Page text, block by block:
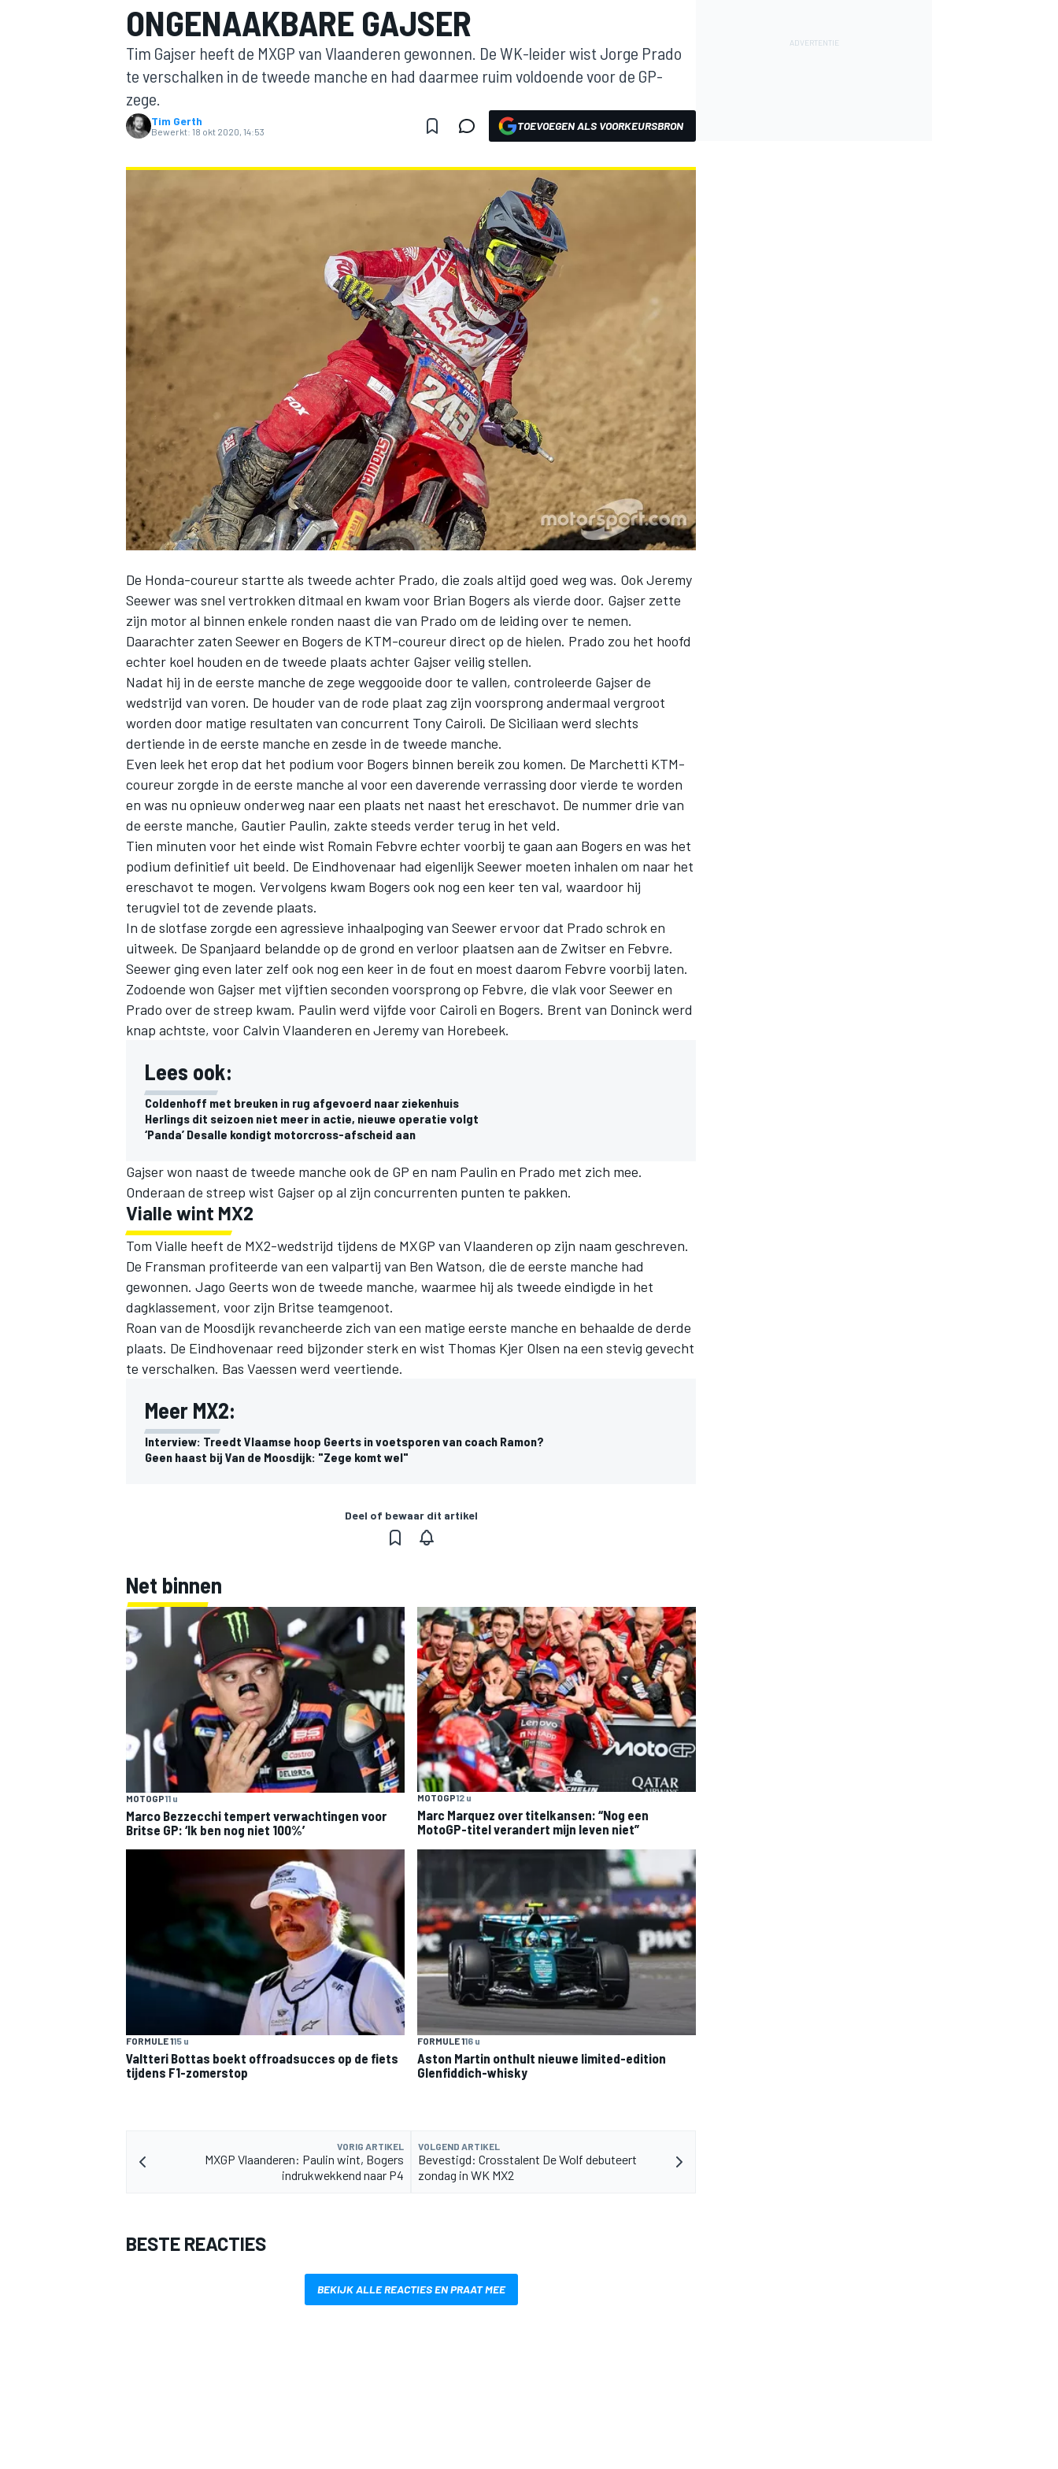
MOTOGP
WEC DTM
MEER RACEKLASSEN
ONGENAAKBARE GAJSER
Tim Gajser heeft de MXGP van Vlaanderen gewonnen. De WK-leider wist Jorge Prado
te verschalken in de tweede manche en had daarmee ruim voldoende voor de GP-
zege.
Tim Gerth
Bewerkt: 18 okt 2020, 14:53 TOEVOEGEN ALS VOORKEURSBRON
De Honda-coureur startte als tweede achter Prado, die zoals altijd goed weg was. Ook Jeremy
Seewer was snel vertrokken ditmaal en kwam voor Brian Bogers als vierde door. Gajser zette
zijn motor al binnen enkele ronden naast die van Prado om de leiding over te nemen.
Daarachter zaten Seewer en Bogers de KTM-coureur direct op de hielen. Prado zou het hoofd
echter koel houden en de tweede plaats achter Gajser veilig stellen.
Nadat hij in de eerste manche de zege weggooide door te vallen, controleerde Gajser de
wedstrijd van voren. De houder van de rode plaat zag zijn voorsprong andermaal vergroot
worden door matige resultaten van concurrent Tony Cairoli. De Siciliaan werd slechts
dertiende in de eerste manche en zesde in de tweede manche.
Even leek het erop dat het podium voor Bogers binnen bereik zou komen. De Marchetti KTM-
coureur zorgde in de eerste manche al voor een daverende verrassing door vierde te worden
en was nu opnieuw onderweg naar een plaats net naast het ereschavot. De nummer drie van
de eerste manche, Gautier Paulin, zakte steeds verder terug in het veld.
Tien minuten voor het einde wist Romain Febvre echter voorbij te gaan aan Bogers en was het
podium definitief uit beeld. De Eindhovenaar had eigenlijk Seewer moeten inhalen om naar het
ereschavot te mogen. Vervolgens kwam Bogers ook nog een keer ten val, waardoor hij
terugviel tot de zevende plaats.
In de slotfase zorgde een agressieve inhaalpoging van Seewer ervoor dat Prado schrok en
uitweek. De Spanjaard belandde op de grond en verloor plaatsen aan de Zwitser en Febvre.
Seewer ging even later zelf ook nog een keer in de fout en moest daarom Febvre voorbij laten.
Zodoende won Gajser met vijftien seconden voorsprong op Febvre, die vlak voor Seewer en
Prado over de streep kwam. Paulin werd vijfde voor Cairoli en Bogers. Brent van Doninck werd
knap achtste, voor Calvin Vlaanderen en Jeremy van Horebeek.
Lees ook:
Coldenhoff met breuken in rug afgevoerd naar ziekenhuis
Herlings dit seizoen niet meer in actie, nieuwe operatie volgt
‘Panda’ Desalle kondigt motorcross-afscheid aan
Gajser won naast de tweede manche ook de GP en nam Paulin en Prado met zich mee.
Onderaan de streep wist Gajser op al zijn concurrenten punten te pakken.
Vialle wint MX2
Tom Vialle heeft de MX2-wedstrijd tijdens de MXGP van Vlaanderen op zijn naam geschreven.
De Fransman profiteerde van een valpartij van Ben Watson, die de eerste manche had
gewonnen. Jago Geerts won de tweede manche, waarmee hij als tweede eindigde in het
dagklassement, voor zijn Britse teamgenoot.
Roan van de Moosdijk revancheerde zich van een matige eerste manche en behaalde de derde
plaats. De Eindhovenaar reed bijzonder sterk en wist Thomas Kjer Olsen na een stevig gevecht
te verschalken. Bas Vaessen werd veertiende.
Meer MX2:
Interview: Treedt Vlaamse hoop Geerts in voetsporen van coach Ramon?
Geen haast bij Van de Moosdijk: "Zege komt wel"
Deel of bewaar dit artikel
Net binnen
MOTOGP11 u
Marco Bezzecchi tempert verwachtingen voor
Britse GP: ‘Ik ben nog niet 100%’
MOTOGP12 u
Marc Marquez over titelkansen: “Nog een
MotoGP-titel verandert mijn leven niet”
FORMULE 115 u
Valtteri Bottas boekt offroadsucces op de fiets
tijdens F1-zomerstop
FORMULE 116 u
Aston Martin onthult nieuwe limited-edition
Glenfiddich-whisky
VORIG ARTIKEL
MXGP Vlaanderen: Paulin wint, Bogers
indrukwekkend naar P4
VOLGEND ARTIKEL
Bevestigd: Crosstalent De Wolf debuteert
zondag in WK MX2
BESTE REACTIES
BEKIJK ALLE REACTIES EN PRAAT MEE